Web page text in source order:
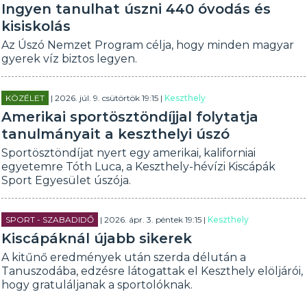
Ingyen tanulhat úszni 440 óvodás és
kisiskolás
Az Úszó Nemzet Program célja, hogy minden magyar
gyerek víz biztos legyen.
KÖZÉLET | 2026. júl. 9. csütörtök 19:15 |Keszthely
Amerikai sportösztöndíjjal folytatja
tanulmányait a keszthelyi úszó
Sportösztöndíjat nyert egy amerikai, kaliforniai
egyetemre Tóth Luca, a Keszthely-hévízi Kiscápák
Sport Egyesület úszója.
SPORT - SZABADIDŐ | 2026. ápr. 3. péntek 19:15 |Keszthely
Kiscápáknál újabb sikerek
A kitűnő eredmények után szerda délután a
Tanuszodába, edzésre látogattak el Keszthely elöljárói,
hogy gratuláljanak a sportolóknak.